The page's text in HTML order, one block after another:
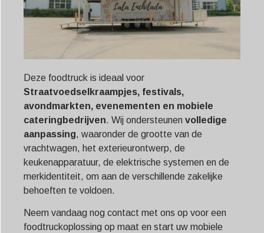
Deze foodtruck is ideaal voor
Straatvoedselkraampjes, festivals,
avondmarkten, evenementen en mobiele
cateringbedrijven. Wij ondersteunen volledige
aanpassing, waaronder de grootte van de
vrachtwagen, het exterieurontwerp, de
keukenapparatuur, de elektrische systemen en de
merkidentiteit, om aan de verschillende zakelijke
behoeften te voldoen.
Neem vandaag nog contact met ons op voor een
foodtruckoplossing op maat en start uw mobiele